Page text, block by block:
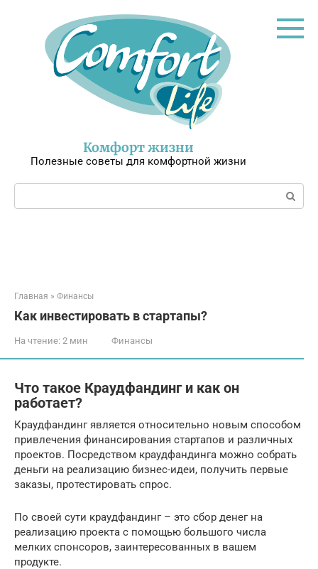
Комфорт жизни
Полезные советы для комфортной жизни
Поиск:
Главная » Финансы
Как инвестировать в стартапы?
На чтение: 2 мин Финансы
Что такое Краудфандинг и как он
работает?
Краудфандинг является относительно новым способом
привлечения финансирования стартапов и различных
проектов. Посредством краудфандинга можно собрать
деньги на реализацию бизнес-идеи, получить первые
заказы, протестировать спрос.
По своей сути краудфандинг – это сбор денег на
реализацию проекта с помощью большого числа
мелких спонсоров, заинтересованных в вашем
продукте.